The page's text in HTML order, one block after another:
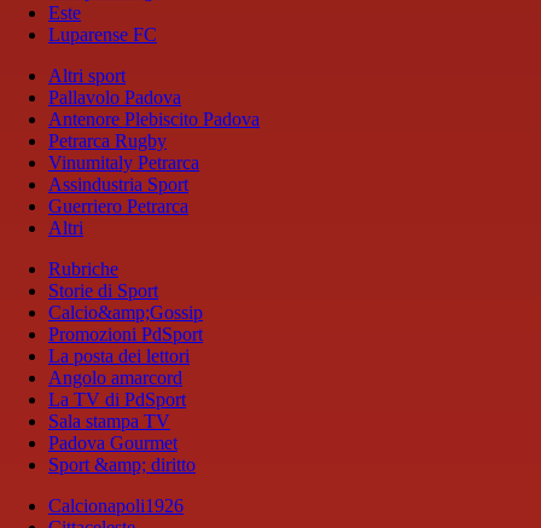
Este
Luparense FC
Altri sport
Pallavolo Padova
Antenore Plebiscito Padova
Petrarca Rugby
Vinumitaly Petrarca
Assindustria Sport
Guerriero Petrarca
Altri
Rubriche
Storie di Sport
Calcio&amp;Gossip
Promozioni PdSport
La posta dei lettori
Angolo amarcord
La TV di PdSport
Sala stampa TV
Padova Gourmet
Sport &amp; diritto
Calcionapoli1926